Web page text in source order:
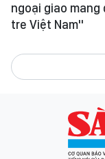
ngoại giao
tre Việt Nam"